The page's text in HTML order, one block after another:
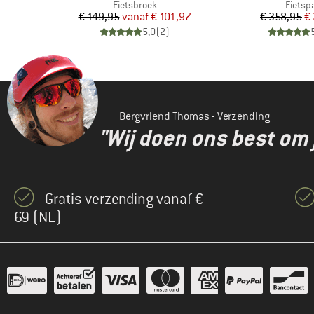
Productgroep
Fietsbroek
Prijs
€ 149,95 Verlaagde prijs
vanaf€ 101,97
5,0(2)
€ 358,95€
Bergvriend Thomas - Verzending
"Wij doen ons best
Gratis verzending vanaf €
69 (NL)